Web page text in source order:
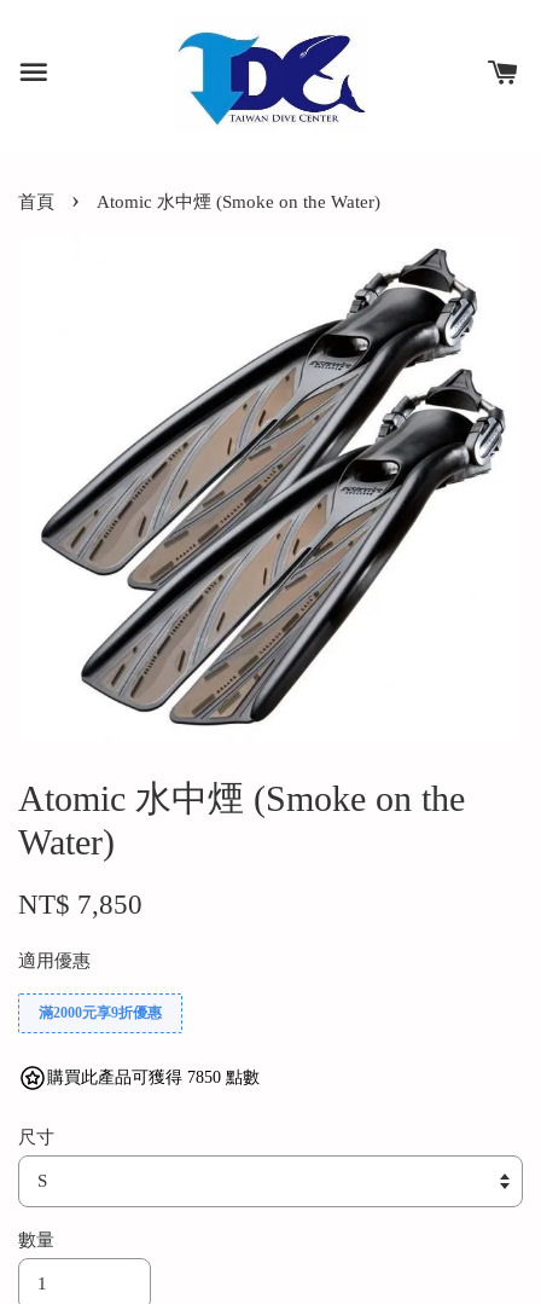
首頁 › Atomic 水中煙 (Smoke on the Water)
Atomic 水中煙 (Smoke on the
Water)
NT$ 7,850
適用優惠
滿2000元享9折優惠
購買此產品可獲得 7850 點數
尺寸
數量